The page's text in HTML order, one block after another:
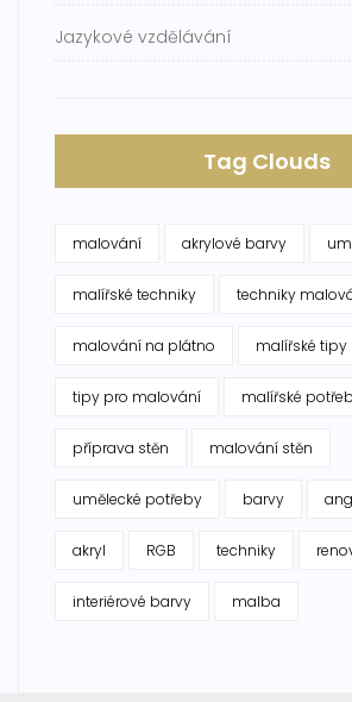
Jazykové vzdělávání
Tag Clouds
malování akrylové barvy
malířské techniky techniky
malování na plátno malířské tipy
tipy pro malování malířské
příprava stěn malování stěn
umělecké potřeby barvy
akryl RGB techniky
interiérové barvy malba